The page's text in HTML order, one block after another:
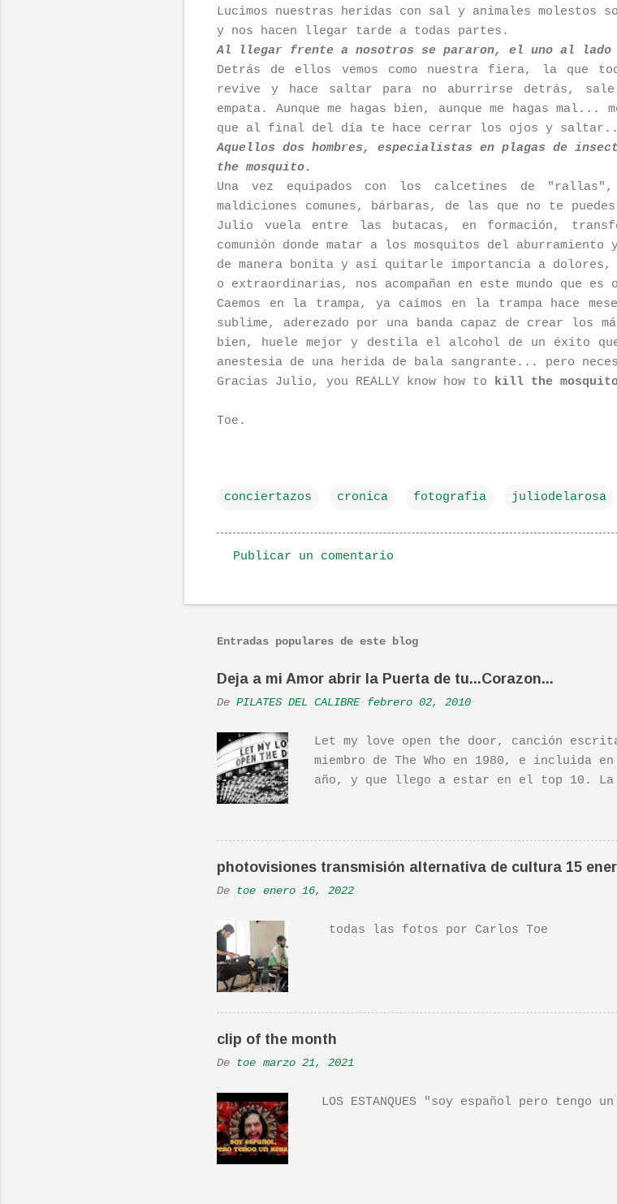
Lucimos nuestras heridas con sal y animales molestos
y nos hacen llegar tarde a todas partes.
Al llegar frente a nosotros se pararon, el uno al
Detrás de ellos vemos como nuestra fiera, la que
revive y hace saltar para no aburrirse detrás,
empata. Aunque me hagas bien, aunque me hagas
que al final del día te hace cerrar los ojos y
Aquellos dos hombres, especialistas en plagas de
the mosquito.
Una vez equipados con los calcetines de "rallas",
maldiciones comunes, bárbaras, de las que no te
Julio vuela entre las butacas, en formación,
comunión donde matar a los mosquitos del
de manera bonita y así quitarle importancia a dolores,
o extraordinarias, nos acompañan en este mundo que es
Caemos en la trampa, ya caímos en la trampa hace
sublime, aderezado por una banda capaz de crear los
bien, huele mejor y destila el alcohol de un éxito
anestesia de una herida de bala sangrante... pero
Gracias Julio, you REALLY know how to kill the
Toe.
conciertazos cronica fotografia juliodelarosa
e
t
a
r
i
o
s
Publicar un comentario
Entradas populares de este blog
Deja a mi Amor abrir la Puerta de tu...Corazon...
De PILATES DEL CALIBRE febrero 02, 2010
Let my love open the door, canción
miembro de The Who en 1980, e incluida
año, y que llego a estar en el top 10.
una actuación de Pete. Ayer pude ver
Real Life". Recomendada por TOE hace
En una escena de la peli Dan y su
la Banda sonora, interpretada por
Versión de este tema de Townshend. PINCHA
photovisiones transmisión alternativa de cultura 15
De toe enero 16, 2022
todas las fotos por Carlos Toe
clip of the month
De toe marzo 21, 2021
LOS ESTANQUES "soy español pero tengo